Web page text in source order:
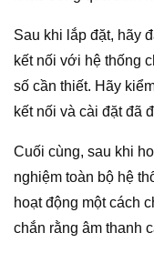
Sau khi lắp đặt, hãy
kết nối với hệ thống
số cần thiết. Hãy
kết nối và cài đặt đã
Cuối cùng, sau khi
nghiệm toàn bộ hệ
hoạt động một cách
chắn rằng âm thanh